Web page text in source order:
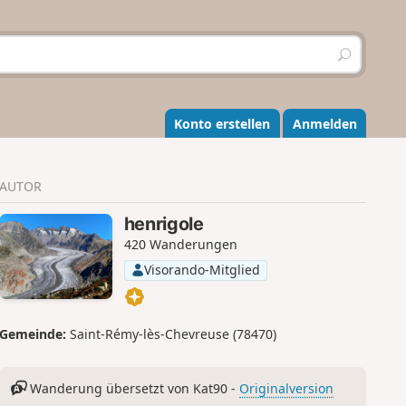
S
u
h
e
n
Konto erstellen Anmelden
AUTOR
henrigole
420 Wanderungen
Visorando-Mitglied
Gemeinde: Saint-Rémy-lès-Chevreuse (78470)
Wanderung übersetzt von Kat90 - Originalversion